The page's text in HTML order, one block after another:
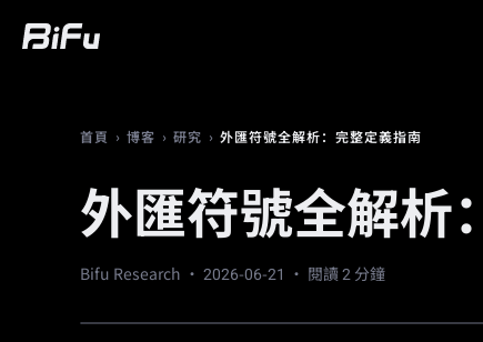
首頁 › 博客 › 研究 › 外匯符號全解析：完整定義指南
外匯符號全解析
Bifu Research · 2026-06-21 · 閱讀 2 分鐘